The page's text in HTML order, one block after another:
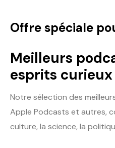
Offre spéciale
Meilleurs
esprits curieux
Notre sélection des
Apple Podcasts et autres,
culture, la science, la